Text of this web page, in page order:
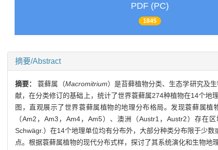
PDF (PC)
1845
摘要/Abstract
摘要：蓑藓属（Macromitrium）是苔藓植物分类、生态学研究及
献，在分类修订的基础上，统计了世界蓑藓属274种植物在14个
图，直观展示了世界蓑藓属植物的地理分布格局。发现蓑藓属
（Am2，Am3，Am4，Am5）、澳洲（Austr1，Austr2）存
Schwägr.）在14个地理单位均有分布外，大部分种类分布限于少
点。根据蓑藓属植物的现代分布式样，探讨了其系统演化和生物地